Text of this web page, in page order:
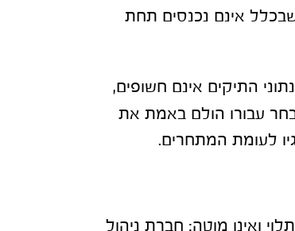
אינם נכנסים תחת
התיקים אינם חשופים,
עבורו הולם באמת את
לעומת המתחרים.
ואינו מוטה: חברת ניהול